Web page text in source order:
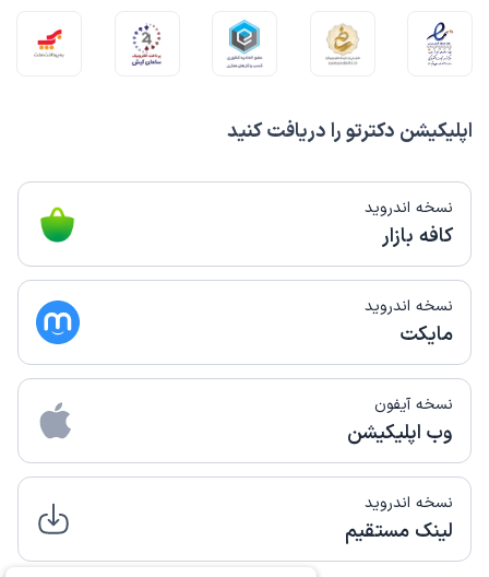
اپلیکیشن دکترتو را دریافت کنید
نسخه اندروید
کافه بازار
نسخه اندروید
مایکت
نسخه آیفون
وب اپلیکیشن
نسخه اندروید
لینک مستقیم